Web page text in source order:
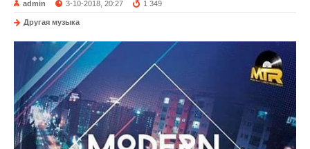
admin 3-10-2018, 20:27 1 349
Другая музыка